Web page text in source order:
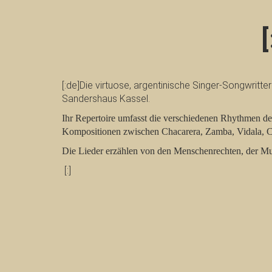
[:de]Die virtuose, argentinische Singer-
Sandershaus Kassel.
Ihr Repertoire umfasst die verschiedenen Rhythmen
Kompositionen zwischen Chacarera, Zamba, Vidala,
Die Lieder erzählen von den Menschenrechten, der
[:]